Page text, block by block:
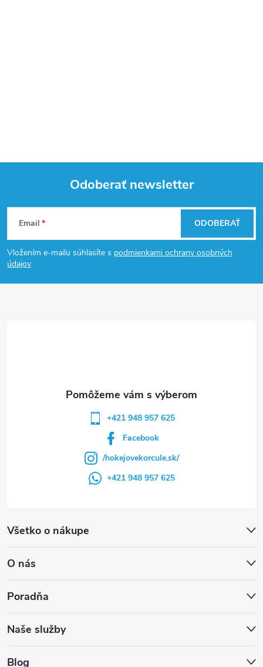
Z
á
p
Odoberať newsletter
Email
Vložením e-mailu súhlasíte s podmienkami ochrany osobných
údajov
ODOBERAŤ
Všetko o nákupe
O nás
Poradňa
Naše služby
Blog
+421 948 957 625
Facebook
/hokejovekorcule.sk/
+421 948 957 625